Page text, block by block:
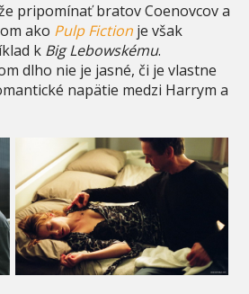
pripomínať bratov Coenovcov a
ako Pulp Fiction je však
k Big Lebowskému.
dlho nie je jasné, či je vlastne
napätie medzi Harrym a